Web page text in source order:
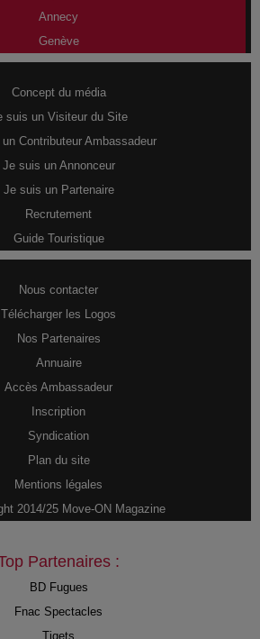
Annecy
Genève
Concept du média
suis un Visiteur du Site
Contributeur Ambassadeur
Je suis un Annonceur
Je suis un Partenaire
Recrutement
Guide Touristique
Nous contacter
Télécharger les Logos
Nos Partenaires
Annuaire
Accès Ambassadeur
Inscription
Syndication
Plan du site
Mentions légales
2014/25 Move-ON Magazine
Partenaires :
BD Fugues
Fnac Spectacles
Tiqets